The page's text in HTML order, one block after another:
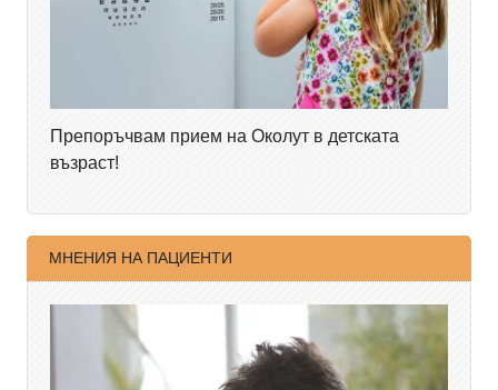
Препоръчвам прием на Околут в детската
възраст!
МНЕНИЯ НА ПАЦИЕНТИ